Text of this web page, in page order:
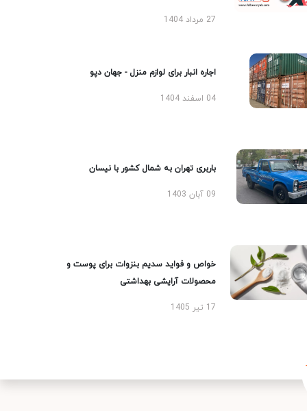
27 مرداد 1404
اجاره انبار برای لوازم منزل - جهان دپو
04 اسفند 1404
باربری تهران به شمال کشور با نیسان
09 آبان 1403
خواص و فواید سدیم بنزوات برای پوست و
محصولات آرایشی بهداشتی
17 تیر 1405